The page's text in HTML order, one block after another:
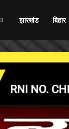
झारखंड बिहार